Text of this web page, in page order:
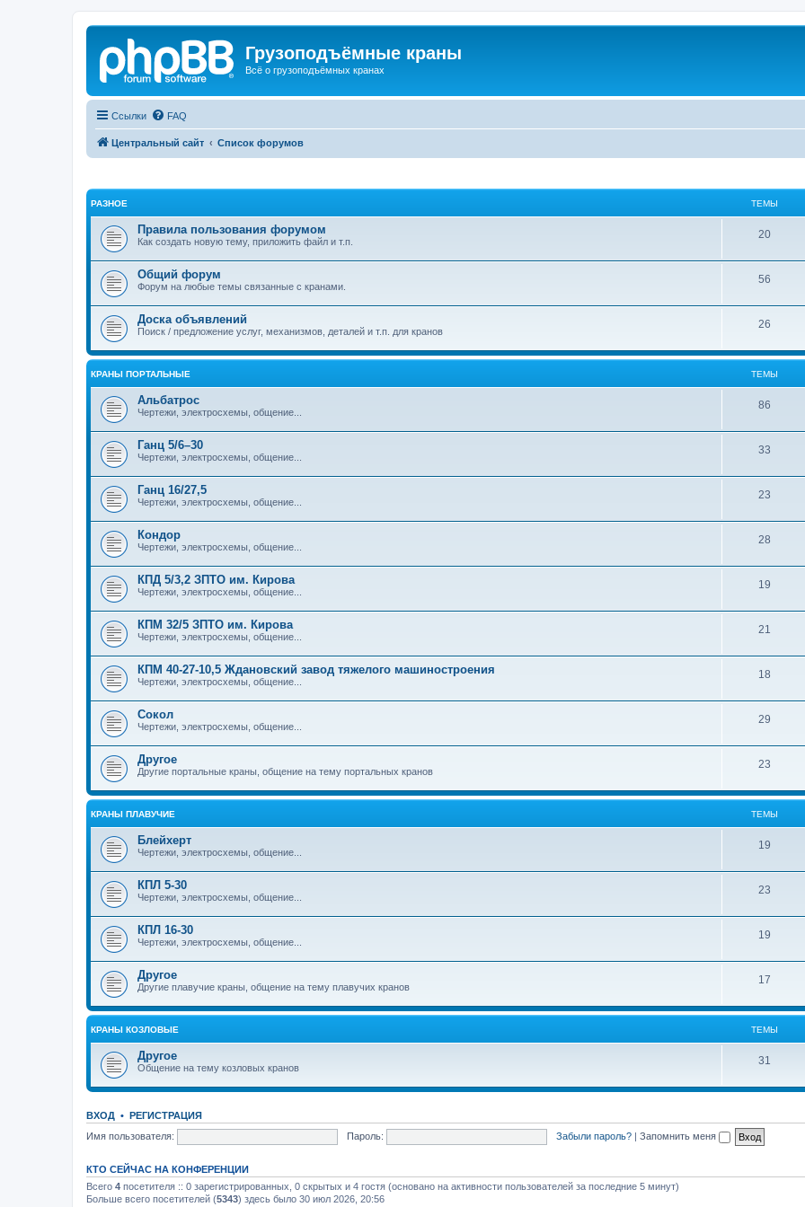
Грузоподъёмные краны
Всё о грузоподъёмных кранах
Ссылки FAQ
Центральный сайт Список форумов
РАЗНОЕ ТЕМЫ
Правила пользования форумом
Как создать новую тему, приложить файл и т.п.
20
Общий форум
Форум на любые темы связанные с кранами.
56
Доска объявлений
Поиск / предложение услуг, механизмов, деталей и т.п. для кранов
26
КРАНЫ ПОРТАЛЬНЫЕ ТЕМЫ
Альбатрос
Чертежи, электросхемы, общение...
86
Ганц 5/6–30
Чертежи, электросхемы, общение...
33
Ганц 16/27,5
Чертежи, электросхемы, общение...
23
Кондор
Чертежи, электросхемы, общение...
28
КПД 5/3,2 ЗПТО им. Кирова
Чертежи, электросхемы, общение...
19
КПМ 32/5 ЗПТО им. Кирова
Чертежи, электросхемы, общение...
21
КПМ 40-27-10,5 Ждановский завод тяжелого машиностроения
Чертежи, электросхемы, общение...
18
Сокол
Чертежи, электросхемы, общение...
29
Другое
Другие портальные краны, общение на тему портальных кранов
23
КРАНЫ ПЛАВУЧИЕ ТЕМЫ
Блейхерт
Чертежи, электросхемы, общение...
19
КПЛ 5-30
Чертежи, электросхемы, общение...
23
КПЛ 16-30
Чертежи, электросхемы, общение...
19
Другое
Другие плавучие краны, общение на тему плавучих кранов
17
КРАНЫ КОЗЛОВЫЕ ТЕМЫ
Другое
Общение на тему козловых кранов
31
ВХОД • РЕГИСТРАЦИЯ
Имя пользователя:
Пароль: Забыли пароль? | Запомнить меня
КТО СЕЙЧАС НА КОНФЕРЕНЦИИ
Всего 4 посетителя :: 0 зарегистрированных, 0 скрытых и 4 гостя (основано на активности пользователей за последние 5 минут)
Больше всего посетителей (5343) здесь было 30 июл 2026, 20:56